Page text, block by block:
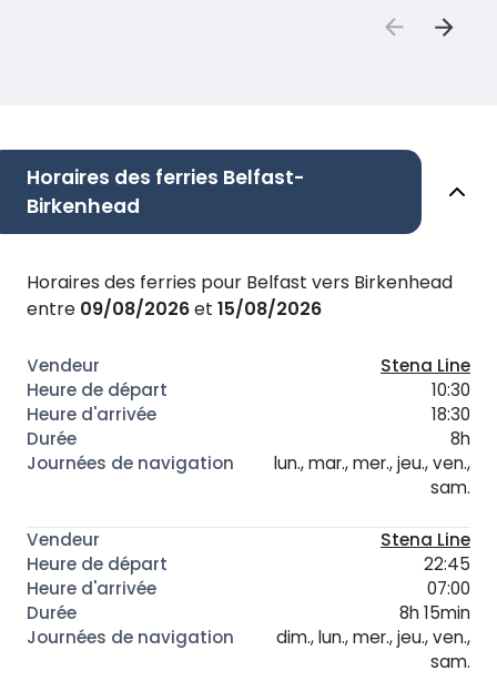
Horaires des ferries Belfast-
Birkenhead
Horaires des ferries pour Belfast vers Birkenhead
entre 09/08/2026et 15/08/2026
Stena Line
10:30
18:30
8h
lun., mar., mer., jeu., ven.,
sam.
Stena Line
22:45
07:00
8h 15min
dim., lun., mer., jeu., ven.,
sam.